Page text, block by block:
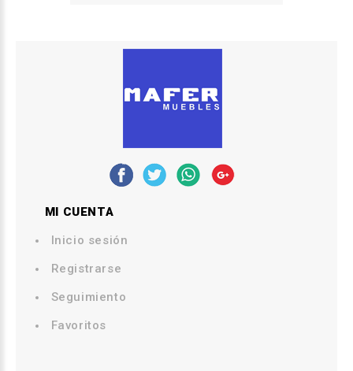
MI CUENTA
Inicio sesión
Registrarse
Seguimiento
Favoritos